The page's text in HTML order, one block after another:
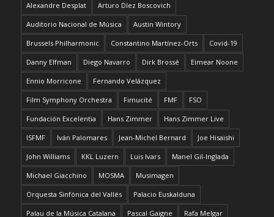
Alexandre Desplat Arturo Díez Boscovich
Auditorio Nacional de Música Austin Wintory
Brussels Philharmonic Constantino Martínez-Orts Covid-19
Danny Elfman Diego Navarro Dirk Brossé Eimear Noone
Ennio Morricone Fernando Velázquez
Film Symphony Orchestra Fimucité FMF FSO
Fundación Excelentia Hans Zimmer Hans Zimmer Live
ISFMF Iván Palomares Jean-Michel Bernard Joe Hisaishi
John Williams KKL Luzern Luis Ivars Manel Gil-Inglada
Michael Giacchino MOSMA Musimagen
Orquesta Sinfónica del Vallés Palacio Euskalduna
Palau de la Música Catalana Pascal Gaigne Rafa Melgar